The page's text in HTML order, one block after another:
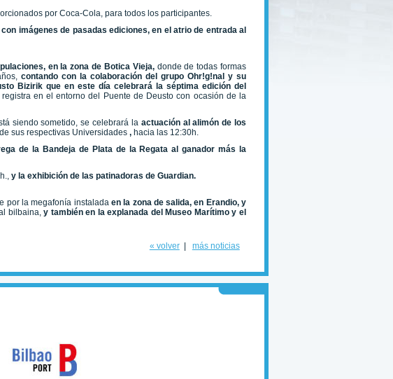
por Coca-Cola, para todos los participantes.
con imágenes de pasadas ediciones, en el atrio de entrada al
en la zona de Botica Vieja, donde de todas formas
contando con la colaboración del grupo Ohr!g!nal y su
Bizirik que en este día celebrará la séptima edición del
en el entorno del Puente de Deusto con ocasión de la
siendo sometido, se celebrará la actuación al alimón de los
sus respectivas Universidades , hacia las 12:30h.
de la Bandeja de Plata de la Regata al ganador más la
y la exhibición de las patinadoras de Guardian.
por la megafonía instalada en la zona de salida, en Erandio, y
bilbaina,y también en la explanada del Museo Marítimo y el
« volver| más noticias